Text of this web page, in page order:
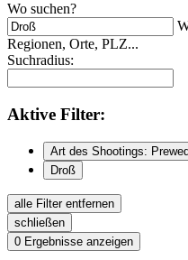
Wo suchen?
Regionen, Orte, PLZ...
Suchradius:
Aktive Filter:
Art des Shootings:
Droß
alle Filter entfernen
schließen
0 Ergebnisse anzeigen